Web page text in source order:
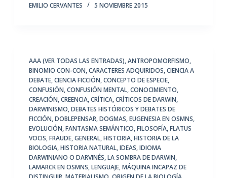
EMILIO CERVANTES 5 NOVIEMBRE 2015
AAA (VER TODAS LAS ENTRADAS),ANTROPOMORFISMO,
BINOMIO CON-CON,CARACTERES ADQUIRIDOS,CIENCIA A
DEBATE,CIENCIA FICCIÓN,CONCEPTO DE ESPECIE,
CONFUSIÓN,CONFUSIÓN MENTAL,CONOCIMIENTO,
CREACIÓN,CREENCIA,CRÍTICA,CRÍTICOS DE DARWIN,
DARWINISMO,DEBATES HISTÓRICOS Y DEBATES DE
FICCIÓN,DOBLEPENSAR,DOGMAS,EUGENESIA EN OSMNS,
EVOLUCIÓN,FANTASMA SEMÁNTICO,FILOSOFÍA,FLATUS
VOCIS,FRAUDE,GENERAL,HISTORIA,HISTORIA DE LA
BIOLOGIA,HISTORIA NATURAL,IDEAS,IDIOMA
DARWINIANO O DARVINÉS,LA SOMBRA DE DARWIN,
LAMARCK EN OSMNS,LENGUAJE,MÁQUINA INCAPAZ DE